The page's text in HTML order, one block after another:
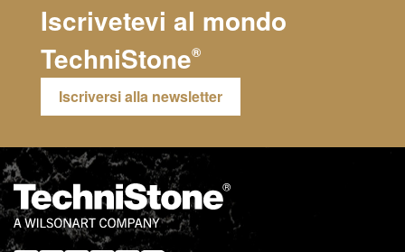
Iscrivetevi al mondo
TechniStone®
Iscriversi alla newsletter